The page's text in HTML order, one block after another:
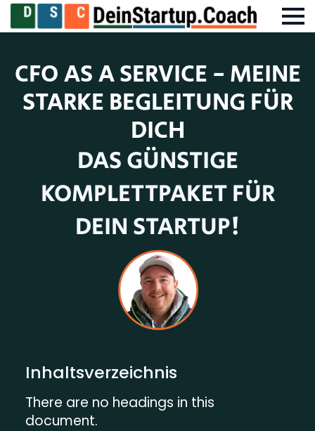
CFO AS ASERVICE - MEINE
STARKE BEGLEITUNG FÜR
DICH
DAS GÜNSTIGE
KOMPLETTPAKET FÜR
DEIN STARTUP!
Inhaltsverzeichnis
There are no headings in this
document.